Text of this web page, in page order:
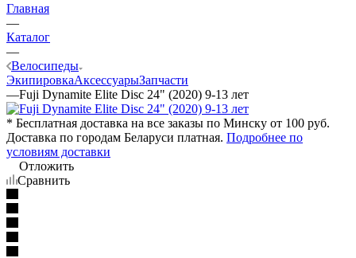
Главная
—
Каталог
—
Велосипеды
ЭкипировкаАксессуарыЗапчасти
—Fuji Dynamite Elite Disc 24" (2020) 9-13 лет
* Бесплатная доставка на все заказы по Минску от 100 руб.
Доставка по городам Беларуси платная. Подробнее по
условиям доставки
Отложить
Сравнить